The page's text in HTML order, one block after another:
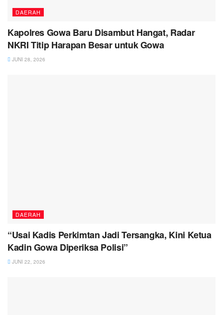
DAERAH
Kapolres Gowa Baru Disambut Hangat, Radar
NKRI Titip Harapan Besar untuk Gowa
JUNI 28, 2026
DAERAH
“Usai Kadis Perkimtan Jadi Tersangka, Kini Ketua
Kadin Gowa Diperiksa Polisi”
JUNI 22, 2026